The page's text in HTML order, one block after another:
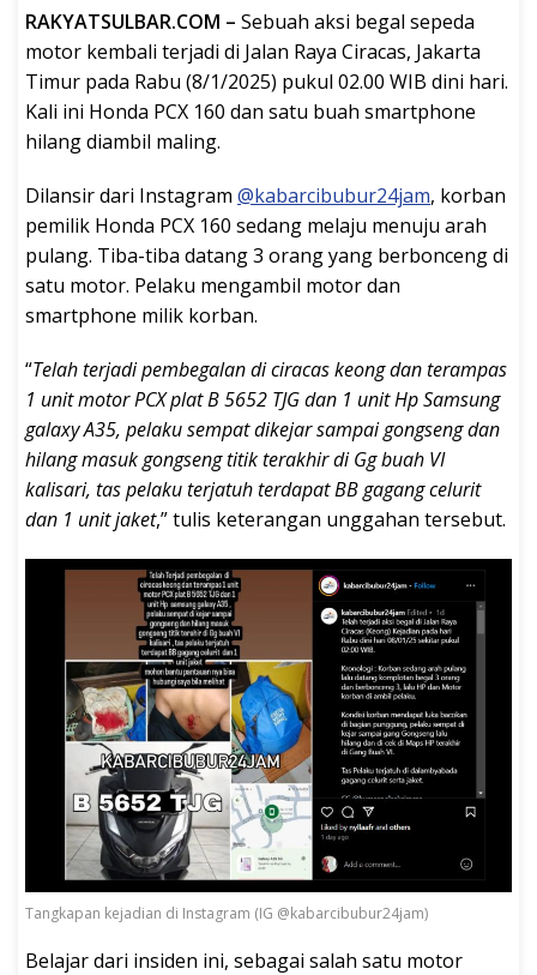
RAKYATSULBAR.COM – Sebuah aksi begal sepeda
motor kembali terjadi di Jalan Raya Ciracas, Jakarta
Timur pada Rabu (8/1/2025) pukul 02.00 WIB dini hari.
Kali ini Honda PCX 160 dan satu buah smartphone
hilang diambil maling.
Dilansir dari Instagram @kabarcibubur24jam, korban
pemilik Honda PCX 160 sedang melaju menuju arah
pulang. Tiba-tiba datang 3 orang yang berbonceng di
satu motor. Pelaku mengambil motor dan
smartphone milik korban.
“Telah terjadi pembegalan di ciracas keong dan terampas
1 unit motor PCX plat B 5652 TJG dan 1 unit Hp Samsung
galaxy A35, pelaku sempat dikejar sampai gongseng dan
hilang masuk gongseng titik terakhir di Gg buah VI
kalisari, tas pelaku terjatuh terdapat BB gagang celurit
dan 1 unit jaket,” tulis keterangan unggahan tersebut.
Tangkapan kejadian di Instagram (IG @kabarcibubur24jam)
Belajar dari insiden ini, sebagai salah satu motor